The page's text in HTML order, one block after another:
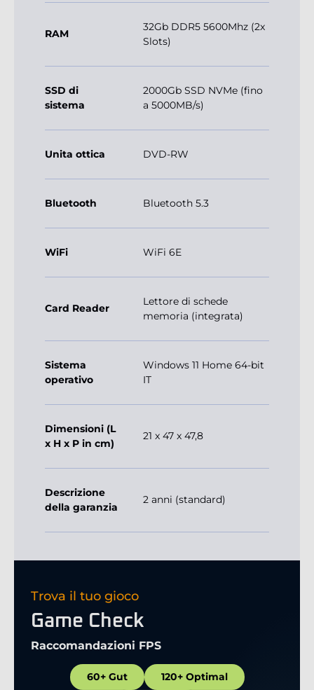
RAM
32Gb DDR5 5600Mhz (2x
Slots)
SSD di
sistema
2000Gb SSD NVMe (fino
a 5000MB/s)
Unita ottica DVD-RW
Bluetooth Bluetooth 5.3
WiFi WiFi 6E
Card Reader
Lettore di schede
memoria (integrata)
Sistema
operativo
Windows 11 Home 64-bit
IT
Dimensioni (L
x H x P in cm)
21 x 47 x 47,8
Descrizione
della garanzia
2 anni (standard)
Trova il tuo gioco
Game Check
Raccomandazioni FPS
60+ Gut 120+ Optimal